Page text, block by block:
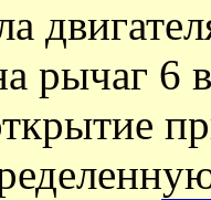
рычаг 6